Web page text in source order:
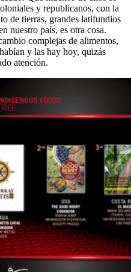
y republicanos, con la
de tierras, grandes latifundios
nuestro país, es otra cosa.
complejas de alimentos,
y las hay hoy, quizás
atención.